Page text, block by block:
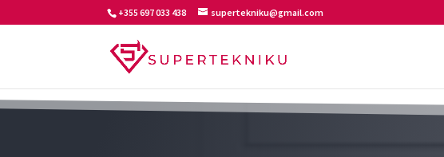
+355 697 033 438 supertekniku@gmail.com